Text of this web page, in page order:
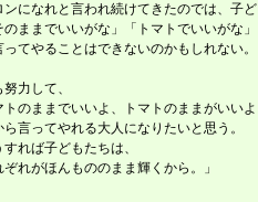
になれと言われ続けてきたのでは、子
ままでいいがな」「トマトでいいがな」
てやることはできないのかもしれない。
力して、
のままでいいよ、トマトのままがいいよ
言ってやれる大人になりたいと思う。
れば子どもたちは、
れがほんもののまま輝くから。」